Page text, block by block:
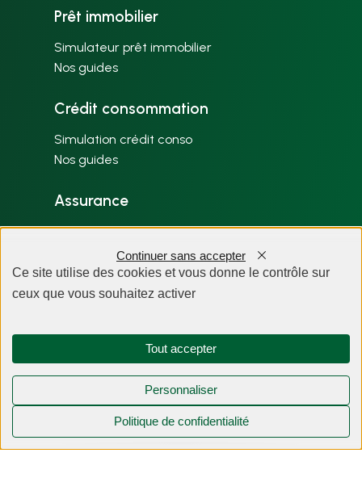
Prêt immobilier
Simulateur prêt immobilier
Nos guides
Crédit consommation
Simulation crédit conso
Nos guides
Assurance
Changer mon assurance de prêt
Nos guides
Solutions patrimoniales
Actualités & guides
Nos articles par thème
Plan du site
Ce site utilise des cookies et vous donne le contrôle sur
ceux que vous souhaitez activer
Tout accepter
Continuer sans accepter
Personnaliser
Politique de confidentialité